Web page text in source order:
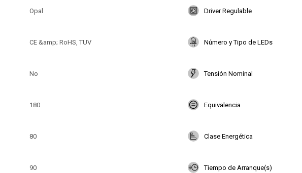
Opal Driver Regulable
CE &amp; RoHS, TUV Número y Tipo de LEDs
No Tensión Nominal
180 Equivalencia
80 Clase Energética
90 Tiempo de Arranque(s)